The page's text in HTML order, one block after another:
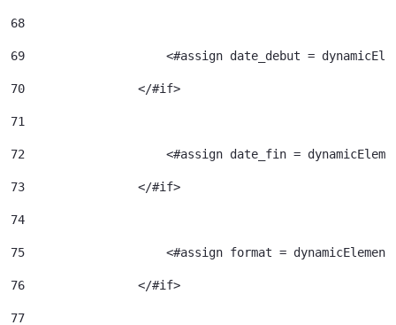
68
69
<#assign date_debut =
70
                </#if>
71
72
<#assign date_fin =
73
                </#if>
74
75
<#assign format =
76
                </#if>
77